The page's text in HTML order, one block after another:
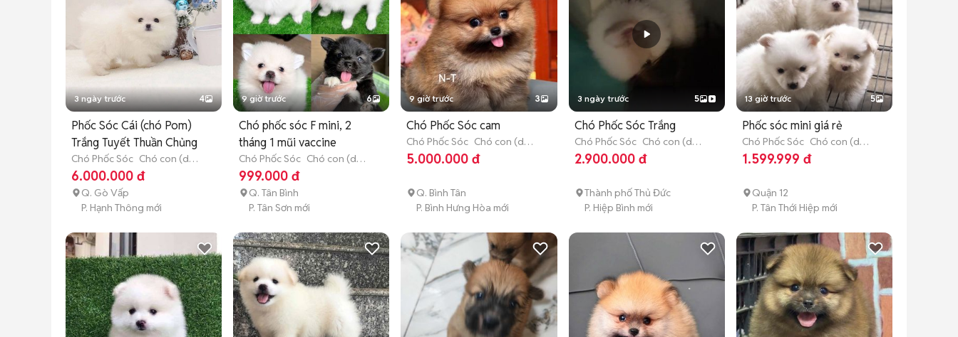
3 ngày trước 4
Phốc Sóc Cái (chó Pom)
Trắng Tuyết Thuần Chủng
Chó Phốc Sóc Chó con (dưới
3 tháng tuổi)
6.000.000 đ
Q. Gò Vấp
P. Hạnh Thông mới
9 giờ trước 6
Chó phốc sóc F mini, 2
tháng 1 mũi vaccine
Chó Phốc Sóc Chó con (dưới
3 tháng tuổi)
999.000 đ
Q. Tân Bình
P. Tân Sơn mới
9 giờ trước 3
Chó Phốc Sóc cam
Chó Phốc Sóc Chó con (dưới
3 tháng tuổi)
5.000.000 đ
Q. Bình Tân
P. Bình Hưng Hòa mới
3 ngày trước 5
Chó Phốc Sóc Trắng
Chó Phốc Sóc Chó con (dưới
3 tháng tuổi)
2.900.000 đ
Thành phố Thủ Đức
P. Hiệp Bình mới
13 giờ trước 5
Phốc sóc mini giá rẻ
Chó Phốc Sóc Chó con (dưới
3 tháng tuổi)
1.599.999 đ
Quận 12
P. Tân Thới Hiệp mới